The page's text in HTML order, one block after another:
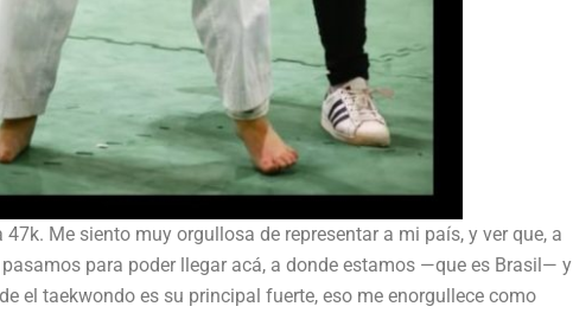
Me siento muy orgullosa de representar a mi país, y ver que, a
para poder llegar acá, a donde estamos —que es Brasil— y
el taekwondo es su principal fuerte, eso me enorgullece como